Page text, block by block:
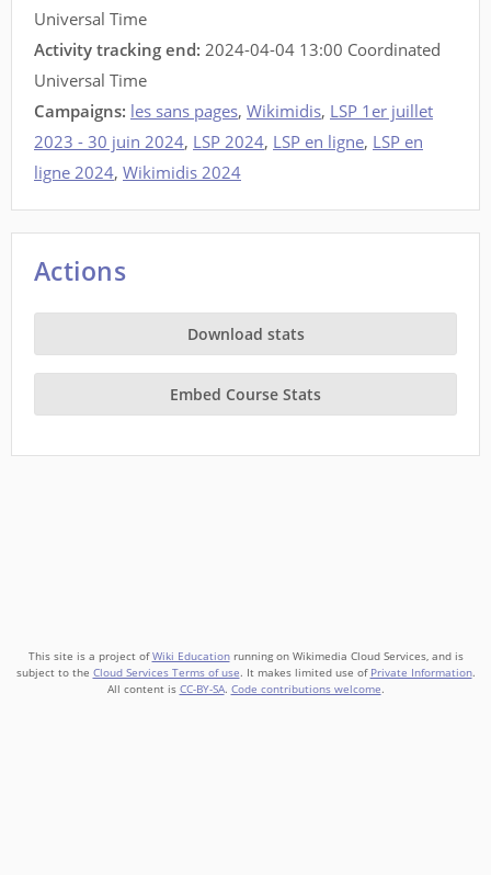
Universal Time
Activity tracking end: 2024-04-04 13:00 Coordinated
Universal Time
Campaigns: les sans pages, Wikimidis, LSP 1er juillet
2023 - 30 juin 2024, LSP 2024, LSP en ligne, LSP en
ligne 2024, Wikimidis 2024
Actions
Download stats
Embed Course Stats
This site is a project ofWiki Educationrunning on Wikimedia Cloud Services, and is
subject to the Cloud Services Terms of use. It makes limited use of Private Information.
All content is CC-BY-SA. Code contributions welcome.